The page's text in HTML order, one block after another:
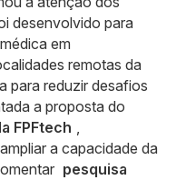
desenvolvido para
em
remotas da
para reduzir desafios
a proposta do
FPFtech ,
a capacidade da
pesquisa